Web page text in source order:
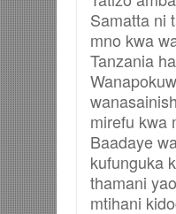
Samatta ni
mno kwa
Tanzania
mirefu kwa
Baadaye
kufunguka
thamani
mtihani